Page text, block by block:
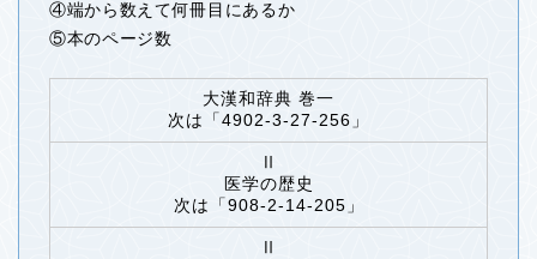
④端から数えて何冊目にあるか
⑤本のページ数
大漢和辞典 巻一
次は「4902-3-27-256」
医学の歴史
次は「908-2-14-205」